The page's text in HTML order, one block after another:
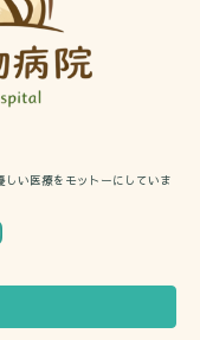
い医療をモットーにしていま